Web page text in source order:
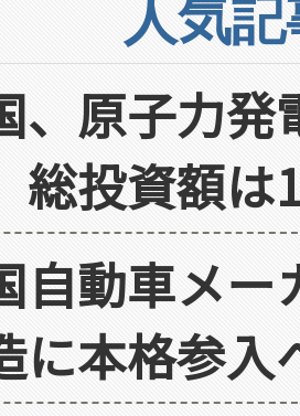
人気
、原子力
投資額は
自動車メ
に本格参入